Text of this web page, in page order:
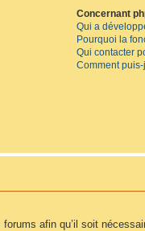
Concernant
Qui a
Pourquoi la
Qui contacter
Comment
afin qu’il soit